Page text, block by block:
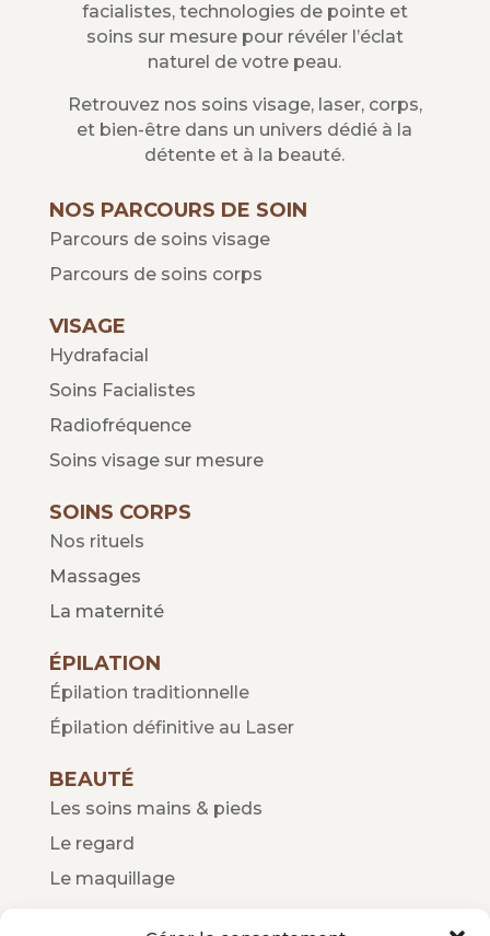
facialistes, technologies de pointe et
soins sur mesure pour révéler l’éclat
naturel de votre peau.
Retrouvez nos soins visage, laser, corps,
et bien-être dans un univers dédié à la
détente et à la beauté.
NOS PARCOURS DE SOIN
Parcours de soins visage
Parcours de soins corps
VISAGE
Hydrafacial
Soins Facialistes
Radiofréquence
Soins visage sur mesure
SOINS CORPS
Nos rituels
Massages
La maternité
ÉPILATION
Épilation traditionnelle
Épilation définitive au Laser
BEAUTÉ
Les soins mains & pieds
Le regard
Le maquillage
ENFANTS / ADOS